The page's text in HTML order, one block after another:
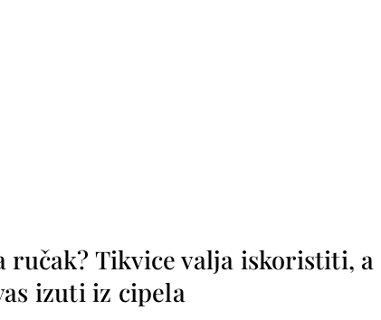
ručak? Tikvice valja iskoristiti, a
izuti iz cipela